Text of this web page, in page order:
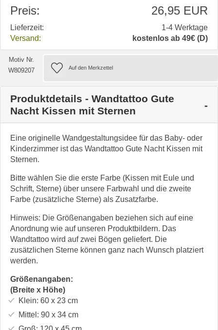
Preis: 26,95 EUR
Lieferzeit:
1-4 Werktage
Versand:
kostenlos ab 49€ (D)
Motiv Nr.
W809207
Produktdetails - Wandtattoo Gute
Nacht Kissen mit Sternen
Eine originelle Wandgestaltungsidee für das Baby- oder
Kinderzimmer ist das Wandtattoo Gute Nacht Kissen mit
Sternen.
Bitte wählen Sie die erste Farbe (Kissen mit Eule und
Schrift, Sterne) über unsere Farbwahl und die zweite
Farbe (zusätzliche Sterne) als Zusatzfarbe.
Hinweis: Die Größenangaben beziehen sich auf eine
Anordnung wie auf unseren Produktbildern. Das
Wandtattoo wird auf zwei Bögen geliefert. Die
zusätzlichen Sterne können ganz nach Wunsch platziert
werden.
Größenangaben:
(Breite x Höhe)
Klein: 60 x 23cm
Mittel: 90 x 34cm